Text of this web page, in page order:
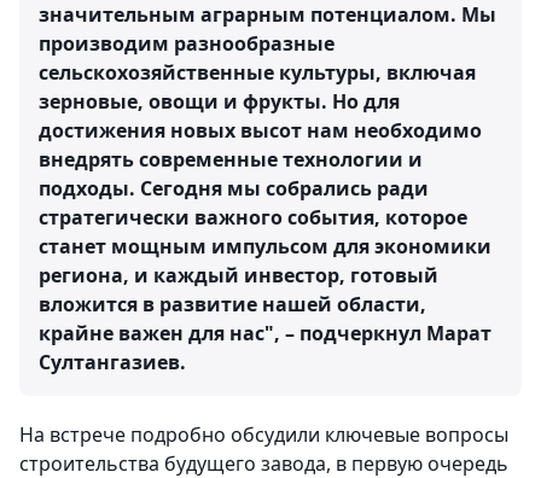
значительным аграрным потенциалом. Мы
производим разнообразные
сельскохозяйственные культуры, включая
зерновые, овощи и фрукты. Но для
достижения новых высот нам необходимо
внедрять современные технологии и
подходы. Сегодня мы собрались ради
стратегически важного события, которое
станет мощным импульсом для экономики
региона, и каждый инвестор, готовый
вложится в развитие нашей области,
крайне важен для нас", – подчеркнул Марат
Султангазиев.
На встрече подробно обсудили ключевые вопросы
строительства будущего завода, в первую очередь